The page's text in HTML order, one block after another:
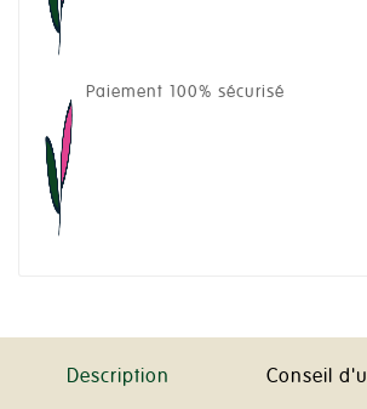
Paiement 100% sécurisé
Description Conseil